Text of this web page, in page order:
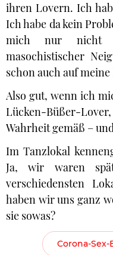
ihren Lovern. Ich
Ich habe da kein
mich nur nicht
masochistischer
schon auch auf
Also gut, wenn ich
Lücken-Büßer-
Wahrheit gemäß –
Im Tanzlokal
Ja, wir waren
verschiedensten
haben wir uns ganz
sie sowas?
Corona-